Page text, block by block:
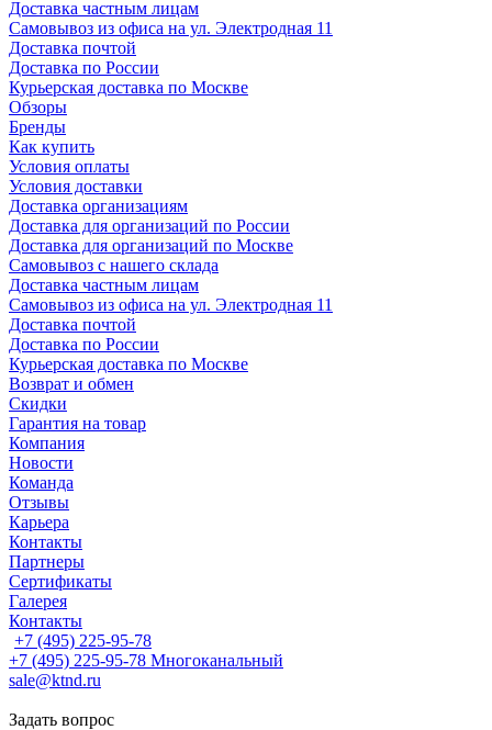
Доставка частным лицам
Самовывоз из офиса на ул. Электродная 11
Доставка почтой
Доставка по России
Курьерская доставка по Москве
Обзоры
Бренды
Как купить
Условия оплаты
Условия доставки
Доставка организациям
Доставка для организаций по России
Доставка для организаций по Москве
Самовывоз с нашего склада
Доставка частным лицам
Самовывоз из офиса на ул. Электродная 11
Доставка почтой
Доставка по России
Курьерская доставка по Москве
Возврат и обмен
Скидки
Гарантия на товар
Компания
Новости
Команда
Отзывы
Карьера
Контакты
Партнеры
Сертификаты
Галерея
Контакты
+7 (495) 225-95-78
+7 (495) 225-95-78 Многоканальный
sale@ktnd.ru
Задать вопрос